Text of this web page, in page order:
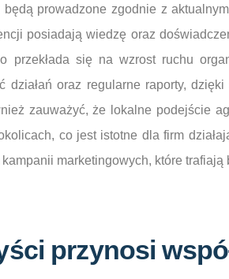
będą prowadzone zgodnie z
posiadają wiedzę oraz
przekłada się na wzrost ruchu
działań oraz regularne raporty,
zauważyć, że lokalne podejście
co jest istotne dla firm
marketingowych, które
przynosi